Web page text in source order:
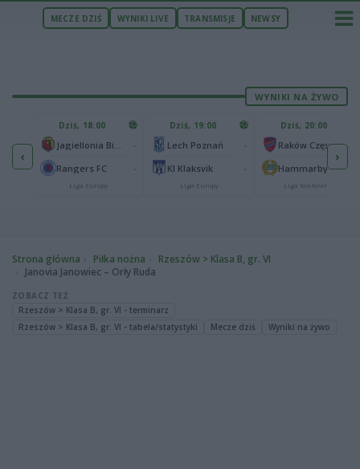
MECZE DZIŚ WYNIKI LIVE TRANSMISJE NEWSY
WYNIKI NA ŻYWO
‹
1
0
Dziś, 18:00
Rangers FC
Liga Europy
Dziś, 19:00
Lech Poznań
KI Klaksvik
Liga Europy
Dziś, 20:00
Raków Częstochowa
Hammarby IF
Liga Konferencji
›
Strona główna Piłka nożna
Rzeszów > Klasa B, gr. VI
Janovia Janowiec – Orły Ruda
ZOBACZ TEŻ
Rzeszów > Klasa B, gr. VI - terminarz
Rzeszów > Klasa B, gr. VI - tabela/statystyki
Mecze dziś Wyniki na żywo